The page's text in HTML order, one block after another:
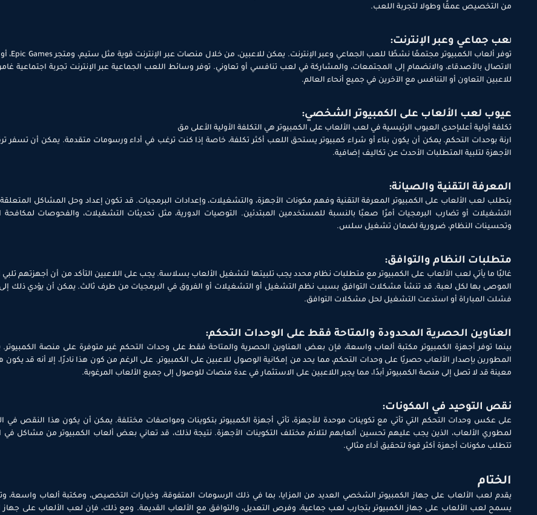
من التخصيص عمقًا وطولا لتجربة اللعب.
لعب جماعي وعبر الإنترنت:
الاتصال بالأصدقاء، والانضمام إلى المجتمعات، والمشاركة في لعب تنافسي أو تعاوني. توفر وسائط اللعب الجماعية عبر الإنترنت تجربة اجتماعية
للاعبين التعاون أو التنافس مع الآخرين في جميع أنحاء العالم.
عيوب لعب الألعاب على الكمبيوتر الشخصي:
تكلفة أولية أعلىإحدى العيوب الرئيسية في لعب الألعاب على الكمبيوتر هي التكلفة الأولية الأعلى مق
ارنة بوحدات التحكم. يمكن أن يكون بناء أو شراء كمبيوتر يستحق اللعب أكثر تكلفة، خاصة إذا كنت ترغب في أداء ورسومات متقدمة. يمكن أن تسفر
الأجهزة لتلبية المتطلبات الأحدث عن تكاليف إضافية.
المعرفة التقنية والصيانة:
يتطلب لعب الألعاب على الكمبيوتر المعرفة التقنية وفهم مكونات الأجهزة، والتشغيلات، وإعدادات البرمجيات. قد تكون إعداد وحل المشاكل المتعلقة
التشغيلات أو تضارب البرمجيات أمرًا صعبًا بالنسبة للمستخدمين المبتدئين. التوصيات الدورية، مثل تحديثات التشغيلات، والفحوصات لمكافحة
وتحسينات النظام، ضرورية لضمان تشغيل سلس.
متطلبات النظام والتوافق:
غالبًا ما يأتي لعب الألعاب على الكمبيوتر مع متطلبات نظام محدد يجب تلبيتها لتشغيل الألعاب بسلاسة. يجب على اللاعبين التأكد من أن أجهزتهم
الموصى بها لكل لعبة. قد تنشأ مشكلات التوافق بسبب نظم التشغيل أو التشغيلات أو الفروق في البرمجيات من طرف ثالث. يمكن أن يؤدي ذلك إلى
فشلت المباراة أو استدعت التشغيل لحل مشكلات التوافق.
العناوين الحصرية المحدودة والمتاحة فقط على الوحدات التحكم:
بينما توفر أجهزة الكمبيوتر مكتبة ألعاب واسعة، فإن بعض العناوين الحصرية والمتاحة فقط على وحدات التحكم غير متوفرة على منصة
المطورين بإصدار الألعاب حصريًا على وحدات التحكم، مما يحد من إمكانية الوصول للاعبين على الكمبيوتر. على الرغم من كون هذا نادرًا، إلا أنه قد يكون
معينة قد لا تصل إلى منصة الكمبيوتر أبدًا، مما يجبر اللاعبين على الاستثمار في عدة منصات للوصول إلى جميع الألعاب المرغوبة.
نقص التوحيد في المكونات:
على عكس وحدات التحكم التي تأتي مع تكوينات موحدة للأجهزة، تأتي أجهزة الكمبيوتر بتكوينات ومواصفات مختلفة. يمكن أن يكون هذا النقص في
لمطوري الألعاب، الذين يجب عليهم تحسين ألعابهم لتلائم مختلف التكوينات الأجهزة. نتيجة لذلك، قد تعاني بعض ألعاب الكمبيوتر من مشاكل في
تتطلب مكونات أجهزة أكثر قوة لتحقيق أداء مثالي.
الختام
يقدم لعب الألعاب على جهاز الكمبيوتر الشخصي العديد من المزايا، بما في ذلك الرسومات المتفوقة، وخيارات التخصيص، ومكتبة ألعاب واسعة،
يسمح لعب الألعاب على جهاز الكمبيوتر بتجارب لعب جماعية، وفرص التعديل، والتوافق مع الألعاب القديمة. ومع ذلك، فإن لعب الألعاب على جهاز